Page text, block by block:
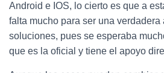
Android e IOS, lo cierto es que a
falta mucho para ser una verdadera
soluciones, pues se esperaba
que es la oficial y tiene el apoyo